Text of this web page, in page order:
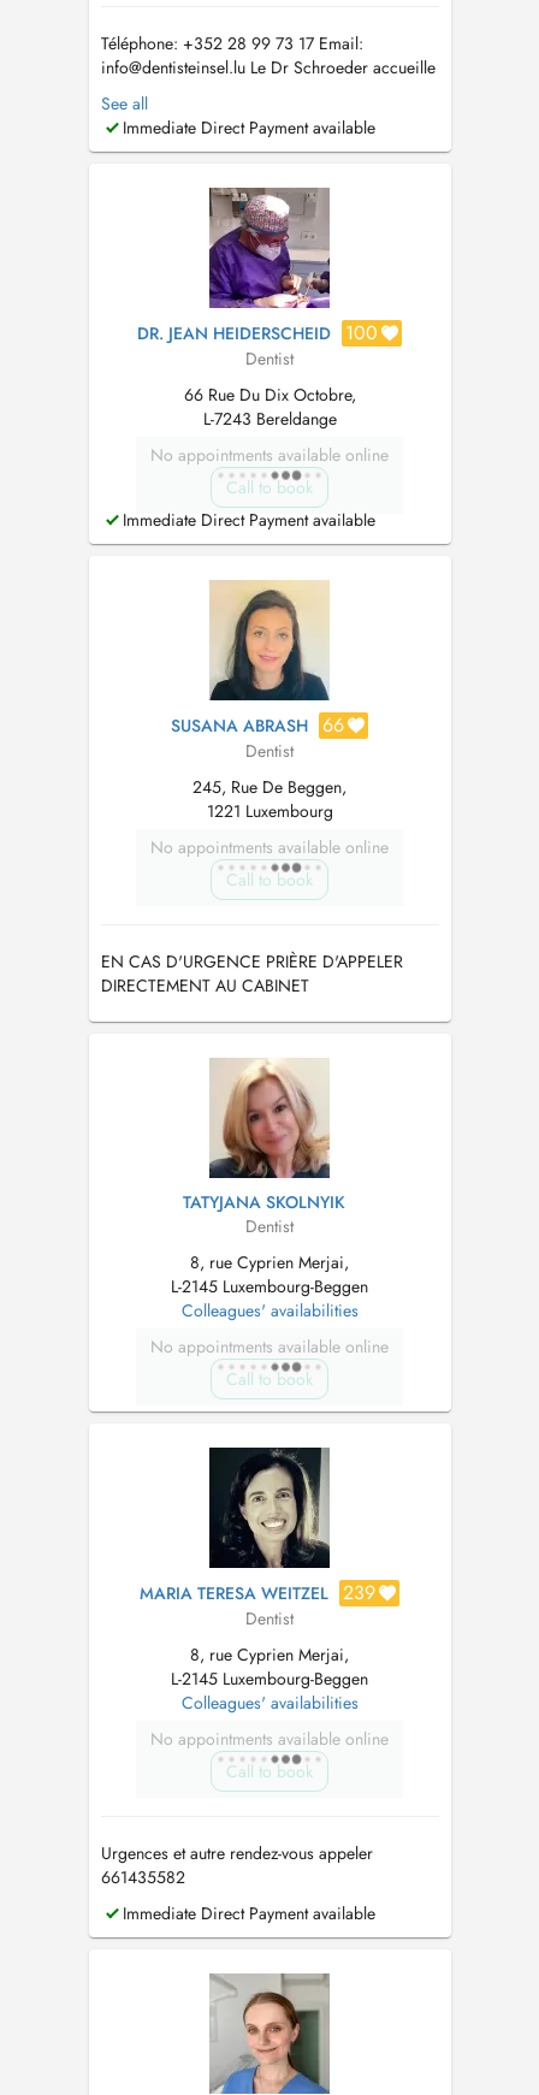
Téléphone: +352 28 99 73 17 Email:
info@dentisteinsel.luLe Dr Schroeder accueille
enfants et adultes au sein du cabinet pour la
prise en charge personnalisée de leurs soins
dentaires. Diplômée en chirurgie dentaire à
ans en médecine bucco-den...
See all
Immediate Direct Payment available
DR. JEAN HEIDERSCHEID 100
Dentist
66 Rue Du Dix Octobre,
L-7243 Bereldange
No appointments available online
Call to book
Immediate Direct Payment available
SUSANA ABRASH 66
Dentist
245, Rue De Beggen,
1221 Luxembourg
No appointments available online
Call to book
EN CAS D'URGENCE PRIÈRE D'APPELER
DIRECTEMENT AU CABINET
TATYJANA SKOLNYIK
Dentist
8, rue Cyprien Merjai,
L-2145 Luxembourg-Beggen
Colleagues' availabilities
No appointments available online
Call to book
MARIA TERESA WEITZEL 239
Dentist
8, rue Cyprien Merjai,
L-2145 Luxembourg-Beggen
Colleagues' availabilities
No appointments available online
Call to book
Urgences et autre rendez-vous appeler
661435582
Immediate Direct Payment available